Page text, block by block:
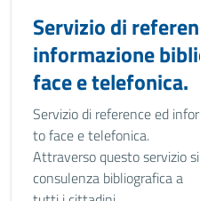
Servizio di
informazione
face e telefonica.
Servizio di reference ed
to face e telefonica.
Attraverso questo servizio
consulenza bibliografica a